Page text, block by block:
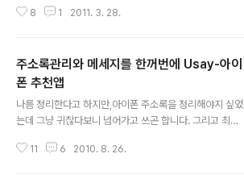
상콤한 UI로 구성되어 있습니다. 그리고 회원 소식지 1월호
학습은 반복이라고 할 수 있죠. 공부하는 방법, 학습 방법
와 충청도가 틀리지 않습니까? 지방색은 둘째 치고라도, 같
은 서울 표준말도 빨리 말하는 사람, 천천히 말하는 놈, 간
드러지게 말하는.. 거칠게 말하는.. 낮은 톤으로 말하는 ...
높은 톤으로 말하는... 얼굴 모양만큼이나 말하는 속도, 말
하는 톤이 다 다릅니다. 그렇다고 우리가 한국어로 대화할
때 TV나 라디오 아나운서처럼 말을 못한다고 고민하고 실
8 1 2011. 3. 28.
주소록관리와 메세지를 한꺼번에 Usay-아이
폰 추천앱
나름 정리한다고 하지만,아이폰 주소록을 정리해야지 싶었
는데 그냥 귀찮다보니 넘어가고 쓰곤 합니다. 그리고 최근
가 깔끔하게 정리되질 못하고 쓰고 있었습니다. 아이폰 AP
11 6 2010. 8. 26.